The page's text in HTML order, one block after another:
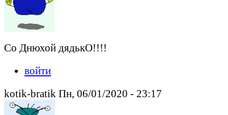
Со Днюхой дядькО!!!!
войти
kotik-bratik Пн, 06/01/2020 - 23:17